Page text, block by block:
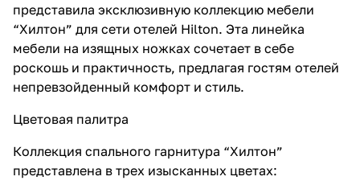
представила эксклюзивную коллекцию мебели
“Хилтон” для сети отелей Hilton. Эта линейка
мебели на изящных ножках сочетает в себе
роскошь и практичность, предлагая гостям отелей
непревзойденный комфорт и стиль.
Цветовая палитра
Коллекция спального гарнитура “Хилтон”
представлена в трех изысканных цветах: